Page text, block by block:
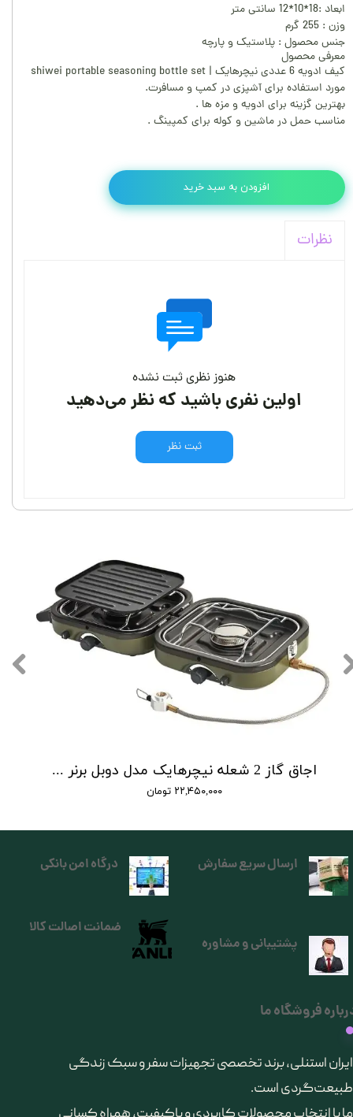
ابعاد :18*10*12 سانتی متر
وزن : 255 گرم
جنس محصول : پلاستیک و پارچه
معرفی محصول
کیف ادویه 6 عددی نیچرهایک | shiwei portable seasoning bottle set
مورد استفاده برای آشپزی در کمپ و مسافرت.
بهترین گزینه برای ادویه و مزه ها .
مناسب حمل در ماشین و کوله برای کمپینگ .
افزودن به سبد خرید
نظرات
هنوز نظری ثبت نشده
اولین نفری باشید که نظر می‌دهید
ثبت نظر
اجاق گاز 2 شعله نیچرهایک مدل دوبل برنر | double burner folding gas stove
۲۲,۴۵۰,۰۰۰ تومان
ارسال سریع سفارش
فروشگاه ما
​ایران استنلی، برند تخصصی تجهیزات سفر و سبک زندگی
طبیعت‌گردی است.
درگاه امن بانکی
پشتیبانی و مشاوره
ضمانت اصالت کالا